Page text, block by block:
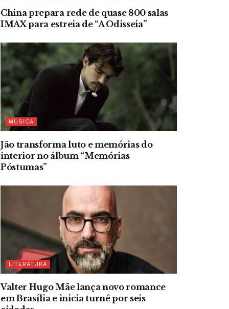
China prepara rede de quase 800 salas
IMAX para estreia de “A Odisseia”
MÚSICA
Jão transforma luto e memórias do
interior no álbum “Memórias
Póstumas”
LITERATURA
Valter Hugo Mãe lança novo romance
em Brasília e inicia turnê por seis